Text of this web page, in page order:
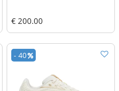
€ 200.00
- 40